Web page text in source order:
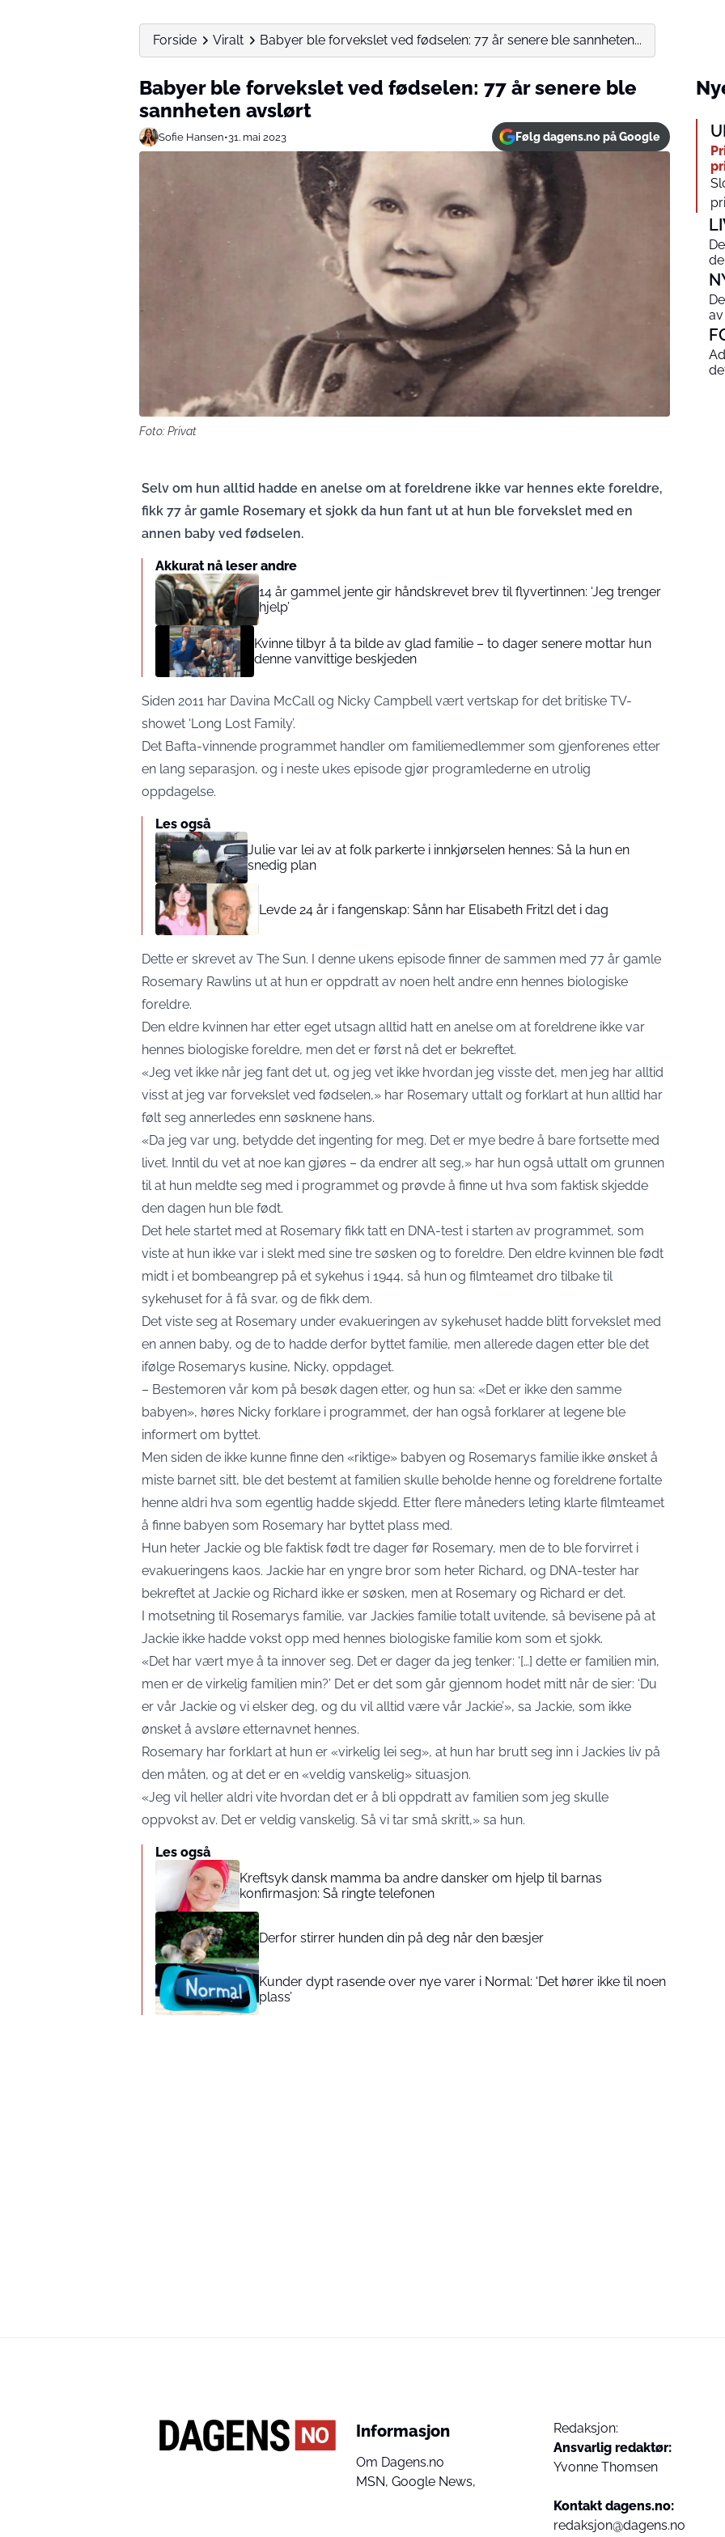
Forside Viralt Babyer ble forvekslet ved fødselen: 77 år senere ble sannheten...
Babyer ble forvekslet ved fødselen: 77 år senere ble
sannheten avslørt
Sofie Hansen•31. mai 2023 Følg dagens.no på Google
Foto: Privat
Selv om hun alltid hadde en anelse om at foreldrene ikke var hennes ekte foreldre,
fikk 77 år gamle Rosemary et sjokk da hun fant ut at hun ble forvekslet med en
annen baby ved fødselen.
Akkurat nå leser andre
14 år gammel jente gir håndskrevet brev til flyvertinnen: ‘Jeg trenger
hjelp’
Kvinne tilbyr å ta bilde av glad familie – to dager senere mottar hun
denne vanvittige beskjeden
Siden 2011 har Davina McCall og Nicky Campbell vært vertskap for det britiske TV-
showet ‘Long Lost Family’.
Det Bafta-vinnende programmet handler om familiemedlemmer som gjenforenes etter
en lang separasjon, og i neste ukes episode gjør programlederne en utrolig
oppdagelse.
Les også
Julie var lei av at folk parkerte i innkjørselen hennes: Så la hun en
snedig plan
Levde 24 år i fangenskap: Sånn har Elisabeth Fritzl det i dag
Dette er skrevet av The Sun. I denne ukens episode finner de sammen med 77 år gamle
Rosemary Rawlins ut at hun er oppdratt av noen helt andre enn hennes biologiske
foreldre.
Den eldre kvinnen har etter eget utsagn alltid hatt en anelse om at foreldrene ikke var
hennes biologiske foreldre, men det er først nå det er bekreftet.
«Jeg vet ikke når jeg fant det ut, og jeg vet ikke hvordan jeg visste det, men jeg har alltid
visst at jeg var forvekslet ved fødselen,» har Rosemary uttalt og forklart at hun alltid har
følt seg annerledes enn søsknene hans.
«Da jeg var ung, betydde det ingenting for meg. Det er mye bedre å bare fortsette med
livet. Inntil du vet at noe kan gjøres – da endrer alt seg,» har hun også uttalt om grunnen
til at hun meldte seg med i programmet og prøvde å finne ut hva som faktisk skjedde
den dagen hun ble født.
Det hele startet med at Rosemary fikk tatt en DNA-test i starten av programmet, som
viste at hun ikke var i slekt med sine tre søsken og to foreldre. Den eldre kvinnen ble født
midt i et bombeangrep på et sykehus i 1944, så hun og filmteamet dro tilbake til
sykehuset for å få svar, og de fikk dem.
Det viste seg at Rosemary under evakueringen av sykehuset hadde blitt forvekslet med
en annen baby, og de to hadde derfor byttet familie, men allerede dagen etter ble det
ifølge Rosemarys kusine, Nicky, oppdaget.
– Bestemoren vår kom på besøk dagen etter, og hun sa: «Det er ikke den samme
babyen», høres Nicky forklare i programmet, der han også forklarer at legene ble
informert om byttet.
Men siden de ikke kunne finne den «riktige» babyen og Rosemarys familie ikke ønsket å
miste barnet sitt, ble det bestemt at familien skulle beholde henne og foreldrene fortalte
henne aldri hva som egentlig hadde skjedd. Etter flere måneders leting klarte filmteamet
å finne babyen som Rosemary har byttet plass med.
Hun heter Jackie og ble faktisk født tre dager før Rosemary, men de to ble forvirret i
evakueringens kaos. Jackie har en yngre bror som heter Richard, og DNA-tester har
bekreftet at Jackie og Richard ikke er søsken, men at Rosemary og Richard er det.
I motsetning til Rosemarys familie, var Jackies familie totalt uvitende, så bevisene på at
Jackie ikke hadde vokst opp med hennes biologiske familie kom som et sjokk.
«Det har vært mye å ta innover seg. Det er dager da jeg tenker: ‘[…] dette er familien min,
men er de virkelig familien min?’ Det er det som går gjennom hodet mitt når de sier: ‘Du
er vår Jackie og vi elsker deg, og du vil alltid være vår Jackie’», sa Jackie, som ikke
ønsket å avsløre etternavnet hennes.
Rosemary har forklart at hun er «virkelig lei seg», at hun har brutt seg inn i Jackies liv på
den måten, og at det er en «veldig vanskelig» situasjon.
«Jeg vil heller aldri vite hvordan det er å bli oppdratt av familien som jeg skulle
oppvokst av. Det er veldig vanskelig. Så vi tar små skritt,» sa hun.
Les også
Kreftsyk dansk mamma ba andre dansker om hjelp til barnas
konfirmasjon: Så ringte telefonen
Derfor stirrer hunden din på deg når den bæsjer
Kunder dypt rasende over nye varer i Normal: ‘Det hører ikke til noen
plass’
Informasjon
Om Dagens.no
MSN, Google News,
Redaksjon:
Ansvarlig redaktør:
Yvonne Thomsen
Kontakt dagens.no:
redaksjon@dagens.no